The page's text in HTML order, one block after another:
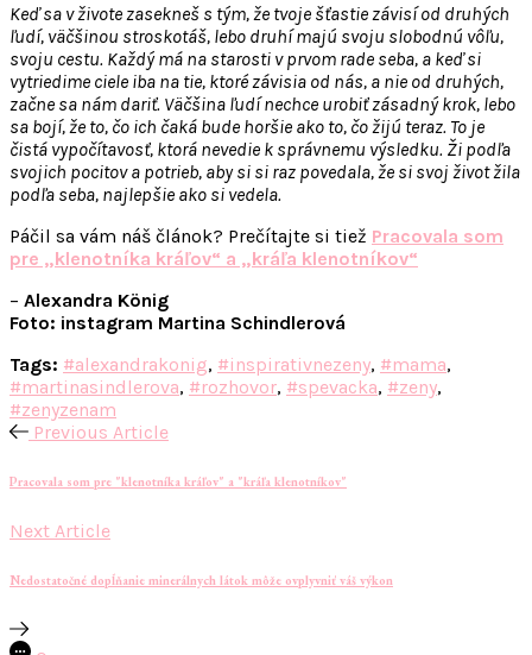
Keď sa v živote zasekneš s tým, že tvoje šťastie závisí od druhých
ľudí, väčšinou stroskotáš, lebo druhí majú svoju slobodnú vôľu,
svoju cestu. Každý má na starosti v prvom rade seba, a keď si
vytriedime ciele iba na tie, ktoré závisia od nás, a nie od druhých,
začne sa nám dariť. Väčšina ľudí nechce urobiť zásadný krok, lebo
sa bojí, že to, čo ich čaká bude horšie ako to, čo žijú teraz. To je
čistá vypočítavosť, ktorá nevedie k správnemu výsledku. Ži podľa
svojich pocitov a potrieb, aby si si raz povedala, že si svoj život žila
podľa seba, najlepšie ako si vedela.
Páčil sa vám náš článok? Prečítajte si tiež Pracovala som
pre „klenotníka kráľov“ a „kráľa klenotníkov“
– Alexandra König
Foto: instagram Martina Schindlerová
Tags: #alexandrakonig, #inspirativnezeny, #mama,
#martinasindlerova, #rozhovor, #spevacka, #zeny,
#zenyzenam
Previous Article
Pracovala som pre "klenotníka kráľov" a "kráľa klenotníkov"
Next Article
Nedostatočné dopĺňanie minerálnych látok môže ovplyvniť váš výkon